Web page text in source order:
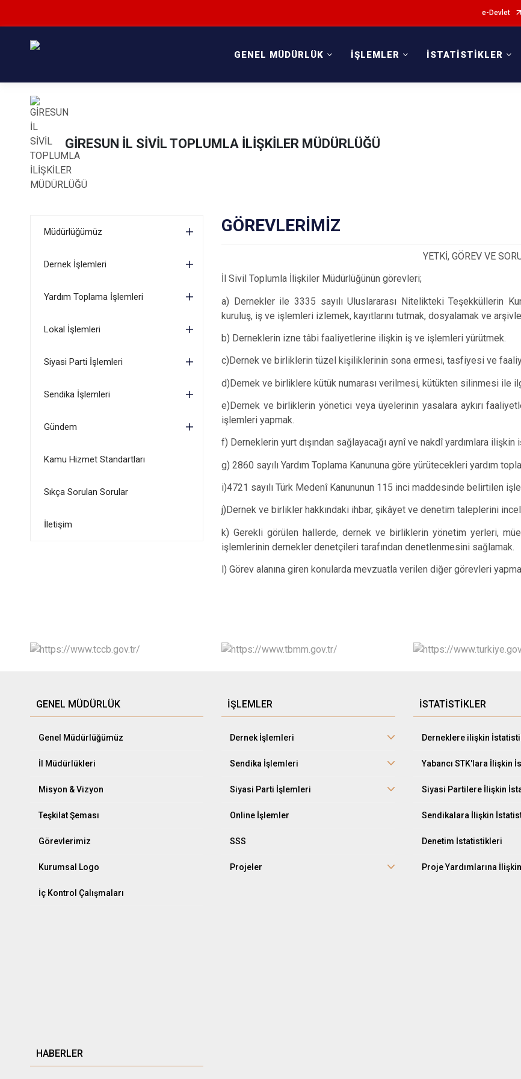
e-Devlet
GENEL MÜDÜRLÜK İŞLEMLER İSTATİSTİKLER
GİRESUN İL SİVİL TOPLUMLA İLİŞKİLER MÜDÜRLÜĞÜ
Müdürlüğümüz
Dernek İşlemleri
Yardım Toplama İşlemleri
Lokal İşlemleri
Siyasi Parti İşlemleri
Sendika İşlemleri
Gündem
Kamu Hizmet Standartları
Sıkça Sorulan Sorular
İletişim
GÖREVLERİMİZ
YETKİ, GÖREV VE
İl Sivil Toplumla İlişkiler Müdürlüğünün görevleri;
a) Dernekler ile 3335 sayılı Uluslararası Nitelikteki Teşekküllerin
kuruluş, iş ve işlemleri izlemek, kayıtlarını tutmak, dosyalamak ve
b) Derneklerin izne tâbi faaliyetlerine ilişkin iş ve işlemleri yürütmek.
c)Dernek ve birliklerin tüzel kişiliklerinin sona ermesi, tasfiyesi ve
d)Dernek ve birliklere kütük numarası verilmesi, kütükten silinmesi ile
e)Dernek ve birliklerin yönetici veya üyelerinin yasalara aykırı
işlemleri yapmak.
f) Derneklerin yurt dışından sağlayacağı aynî ve nakdî yardımlara
g) 2860 sayılı Yardım Toplama Kanununa göre yürütecekleri yardım
i)4721 sayılı Türk Medenî Kanununun 115 inci maddesinde belirtilen
j)Dernek ve birlikler hakkındaki ihbar, şikâyet ve denetim taleplerini
k) Gerekli görülen hallerde, dernek ve birliklerin yönetim yerleri,
işlemlerinin dernekler denetçileri tarafından denetlenmesini sağlamak.
l) Görev alanına giren konularda mevzuatla verilen diğer görevleri
GENEL MÜDÜRLÜK
Genel Müdürlüğümüz
İl Müdürlükleri
Misyon & Vizyon
Teşkilat Şeması
Görevlerimiz
Kurumsal Logo
İç Kontrol Çalışmaları
İŞLEMLER
Dernek İşlemleri
Sendika İşlemleri
Siyasi Parti İşlemleri
Online İşlemler
SSS
Projeler
İSTATİSTİKLER
Derneklere ilişkin
Yabancı STK'lara İlişkin
Siyasi Partilere İlişkin
Sendikalara İlişkin
Denetim İstatistikleri
Proje Yardımlarına
HABERLER